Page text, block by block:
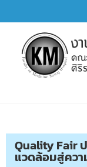
to
content
Quality Fair ป
แวดล้อมสู่ควา